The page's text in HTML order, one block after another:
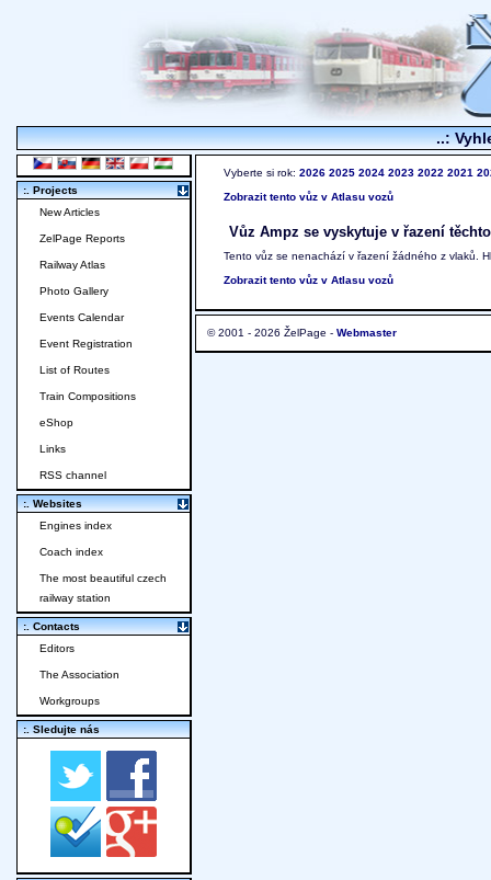
..:
Vyberte si rok: 2026 2025 2024 2023 2022 2021
Zobrazit tento vůz v Atlasu vozů
Vůz Ampz se vyskytuje v řazení
Tento vůz se nenachází v řazení žádného z vlaků.
Zobrazit tento vůz v Atlasu vozů
© 2001 - 2026 ŽelPage - Webmaster
:. Projects
New Articles
ZelPage Reports
Railway Atlas
Photo Gallery
Events Calendar
Event Registration
List of Routes
Train Compositions
eShop
Links
RSS channel
:. Websites
Engines index
Coach index
The most beautiful czech
railway station
:. Contacts
Editors
The Association
Workgroups
:. Sledujte nás